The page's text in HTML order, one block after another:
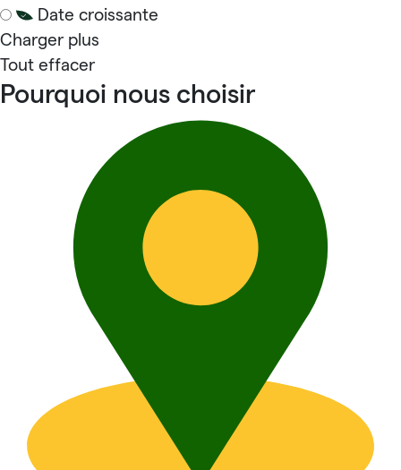
Date croissante
Charger plus
Tout effacer
Pourquoi nous choisir